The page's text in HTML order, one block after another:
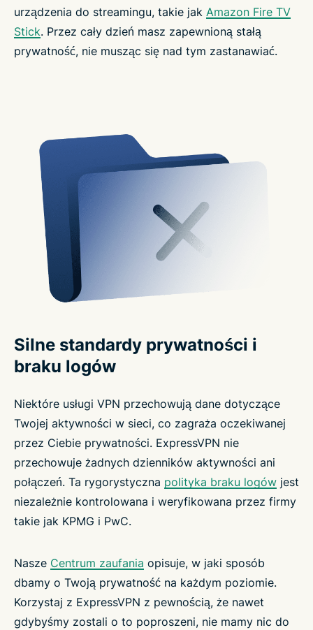
urządzenia do streamingu, takie jak Amazon Fire TV
Stick. Przez cały dzień masz zapewnioną stałą
prywatność, nie musząc się nad tym zastanawiać.
Silne standardy prywatności i
braku logów
Niektóre usługi VPN przechowują dane dotyczące
Twojej aktywności w sieci, co zagraża oczekiwanej
przez Ciebie prywatności. ExpressVPN nie
przechowuje żadnych dzienników aktywności ani
połączeń. Ta rygorystyczna polityka braku logów jest
niezależnie kontrolowana i weryfikowana przez firmy
takie jak KPMG i PwC.
Nasze Centrum zaufania opisuje, w jaki sposób
dbamy o Twoją prywatność na każdym poziomie.
Korzystaj z ExpressVPN z pewnością, że nawet
gdybyśmy zostali o to poproszeni, nie mamy nic do